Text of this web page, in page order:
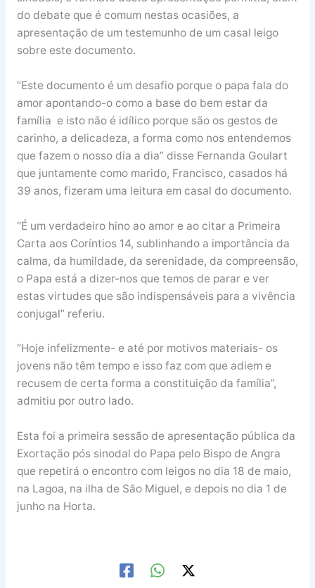
do debate que é comum nestas ocasiões, a
apresentação de um testemunho de um casal leigo
sobre este documento.
“Este documento é um desafio porque o papa fala do
amor apontando-o como a base do bem estar da
família e isto não é idílico porque são os gestos de
carinho, a delicadeza, a forma como nos entendemos
que fazem o nosso dia a dia” disse Fernanda Goulart
que juntamente como marido, Francisco, casados há
39 anos, fizeram uma leitura em casal do documento.
“É um verdadeiro hino ao amor e ao citar a Primeira
Carta aos Coríntios 14, sublinhando a importância da
calma, da humildade, da serenidade, da compreensão,
o Papa está a dizer-nos que temos de parar e ver
estas virtudes que são indispensáveis para a vivência
conjugal” referiu.
“Hoje infelizmente- e até por motivos materiais- os
jovens não têm tempo e isso faz com que adiem e
recusem de certa forma a constituição da família”,
admitiu por outro lado.
Esta foi a primeira sessão de apresentação pública da
Exortação pós sinodal do Papa pelo Bispo de Angra
que repetirá o encontro com leigos no dia 18 de maio,
na Lagoa, na ilha de São Miguel, e depois no dia 1 de
junho na Horta.